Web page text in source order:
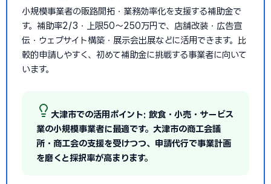
小規模事業者の販路開拓・業務効率化を支援する補助金で
す。補助率2/3・上限50〜250万円で、店舗改装・広告宣
伝・ウェブサイト構築・展示会出展などに活用できます。比
較的申請しやすく、初めて補助金に挑戦する事業者に向いて
います。
大津市での活用ポイント: 飲食・小売・サービス
業の小規模事業者に最適です。大津市の商工会議
所・商工会の支援を受けつつ、申請代行で事業計画
を磨くと採択率が高まります。